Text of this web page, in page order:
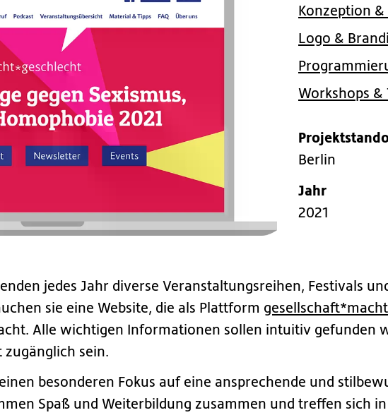
Konzeption &
Logo &
Workshops &
Berlin
Jahr
2021
jedes Jahr diverse Veranstaltungsreihen, Festivals
sie eine Website, die als Plattform
Alle wichtigen Informationen sollen intuitiv gefunden
sein.
besonderen Fokus auf eine ansprechende und
Spaß und Weiterbildung zusammen und treffen sich